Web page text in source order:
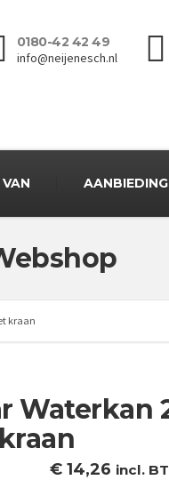
0180-42 42 49
info@neijenesch.nl
kraan
Waterkan
€ 14,26 incl.